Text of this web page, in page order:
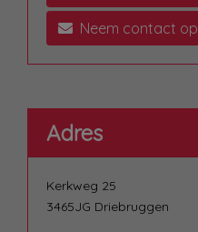
Neem contact op
Adres
Kerkweg 25
3465JG Driebruggen